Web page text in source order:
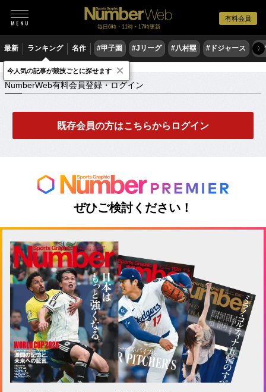
有料会員
毎日6時・11時・17時更新
最新 ランキング 名作 #甲子園 #Jリーグ #八村塁 #ドジャース #
〉
NumberWeb有料会員登録・ログイン
NumberWeb有料会員登録・ログイン
既存会員の方はこちらからログイン
ぜひご検討ください！
今人気の記事が競技ごとに探せます ×